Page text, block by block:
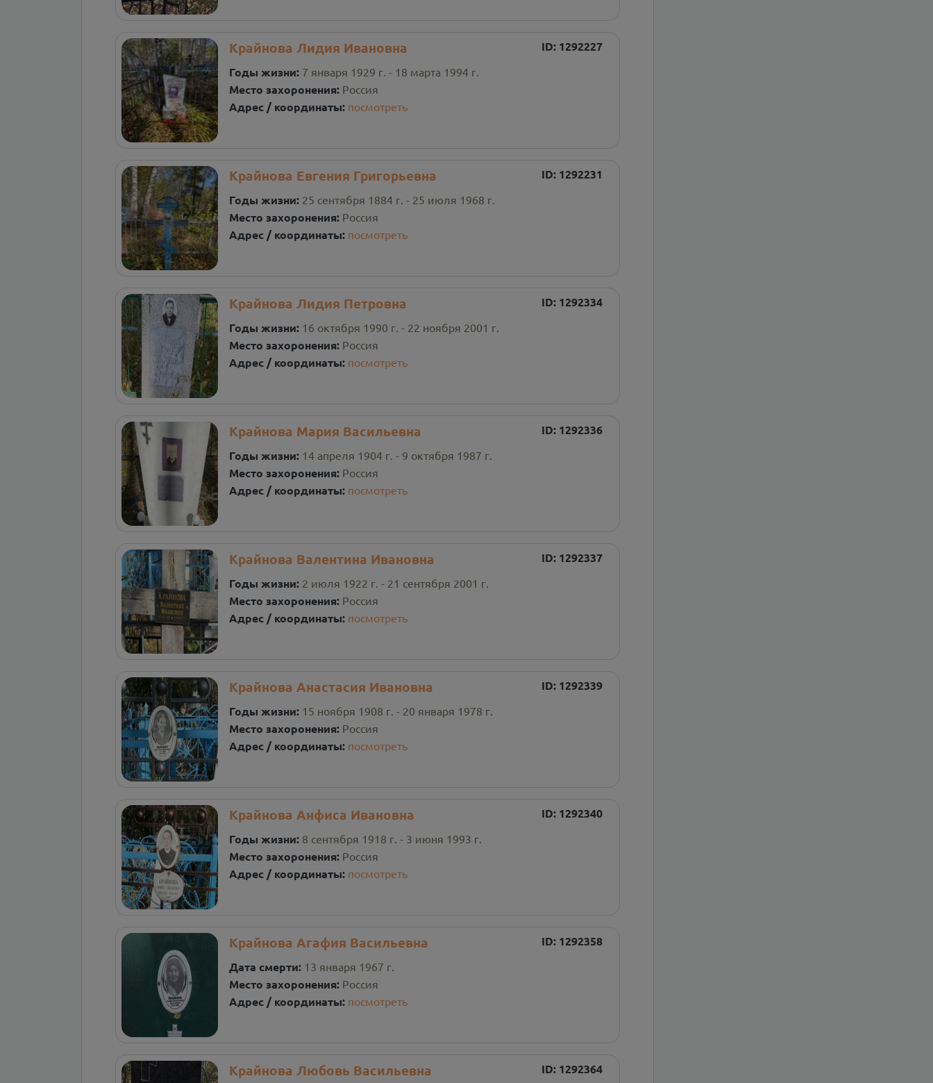
Крайнова Лидия Ивановна ID: 1292227
Годы жизни: 7 января 1929 г. - 18 марта 1994 г.
Место захоронения: Россия
Адрес / координаты: посмотреть
Крайнова Евгения Григорьевна ID: 1292231
Годы жизни: 25 сентября 1884 г. - 25 июля 1968 г.
Место захоронения: Россия
Адрес / координаты: посмотреть
Крайнова Лидия Петровна ID: 1292334
Годы жизни: 16 октября 1990 г. - 22 ноября 2001 г.
Место захоронения: Россия
Адрес / координаты: посмотреть
Крайнова Мария Васильевна ID: 1292336
Годы жизни: 14 апреля 1904 г. - 9 октября 1987 г.
Место захоронения: Россия
Адрес / координаты: посмотреть
Крайнова Валентина Ивановна ID: 1292337
Годы жизни: 2 июля 1922 г. - 21 сентября 2001 г.
Место захоронения: Россия
Адрес / координаты: посмотреть
Крайнова Анастасия Ивановна ID: 1292339
Годы жизни: 15 ноября 1908 г. - 20 января 1978 г.
Место захоронения: Россия
Адрес / координаты: посмотреть
Крайнова Анфиса Ивановна ID: 1292340
Годы жизни: 8 сентября 1918 г. - 3 июня 1993 г.
Место захоронения: Россия
Адрес / координаты: посмотреть
Крайнова Агафия Васильевна ID: 1292358
Дата смерти: 13 января 1967 г.
Место захоронения: Россия
Адрес / координаты: посмотреть
Крайнова Любовь Васильевна ID: 1292364